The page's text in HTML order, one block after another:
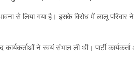
से लिया गया है। इसके विरोध में लालू परिवार ने
कार्यकर्ताओं ने स्वयं संभाल ली थी। पार्टी